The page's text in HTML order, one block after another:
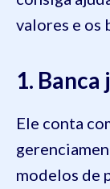
valores e os
1.
Ele conta
modelos de